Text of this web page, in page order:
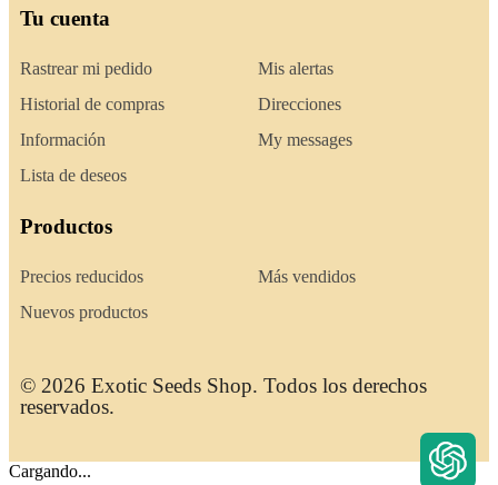
Tu cuenta
Rastrear mi pedido
Historial de compras
Información
Lista de deseos
Mis alertas
Direcciones
My messages
Productos
Precios reducidos
Nuevos productos
Más vendidos
© 2026 Exotic Seeds Shop. Todos los derechos
reservados.
Cargando...